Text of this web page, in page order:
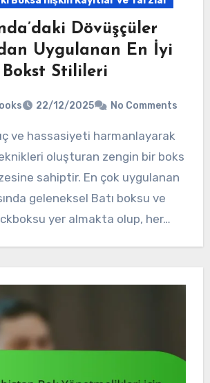
Dövüşçüler
Uygulanan En İyi
Bokst Stilileri
22/12/2025 No Comments
oluşturan zengin bir boks
sahiptir. En çok uygulanan
geleneksel Batı boksu ve
yer almakta olup, her…